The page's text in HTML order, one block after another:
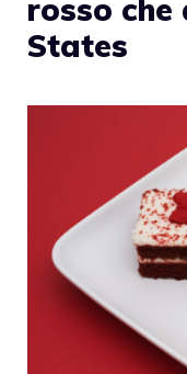
rosso
States